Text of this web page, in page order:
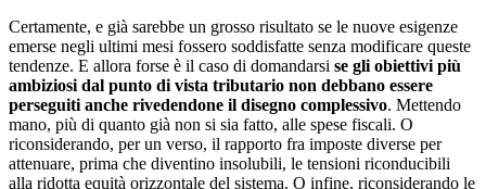
Certamente, e già sarebbe un grosso risultato se le nuove esigenze
emerse negli ultimi mesi fossero soddisfatte senza modificare queste
tendenze. E allora forse è il caso di domandarsi se gli obiettivi più
ambiziosi dal punto di vista tributario non debbano essere
perseguiti anche rivedendone il disegno complessivo. Mettendo
mano, più di quanto già non si sia fatto, alle spese fiscali. O
riconsiderando, per un verso, il rapporto fra imposte diverse per
attenuare, prima che diventino insolubili, le tensioni riconducibili
alla ridotta equità orizzontale del sistema. O infine, riconsiderando le